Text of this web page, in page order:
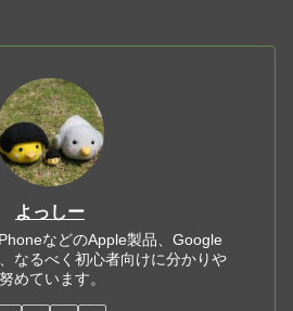
よっしー
などのApple製品、Google
なるべく初心者向けに分かりや
めています。